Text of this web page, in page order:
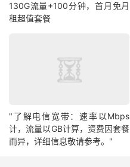
130G流量+100分钟，首月免月
租超值套餐
"了解电信宽带：速率以Mbps
计，流量以GB计算，资费因套餐
而异，详细信息敬请参考。"